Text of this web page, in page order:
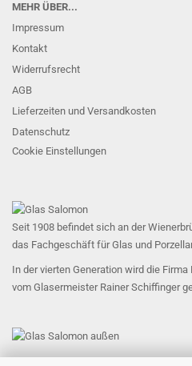
MEHR ÜBER...
Impressum
Kontakt
Widerrufsrecht
AGB
Lieferzeiten und Versandkosten
Datenschutz
Cookie Einstellungen
Seit 1908 befindet sich an der
das Fachgeschäft für Glas und
In der vierten Generation wird die
vom Glasermeister Rainer Schiffinger